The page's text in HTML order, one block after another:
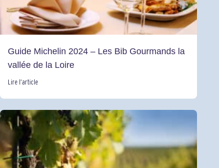
Guide Michelin 2024 – Les Bib Gourmands la
vallée de la Loire
Lire l’article